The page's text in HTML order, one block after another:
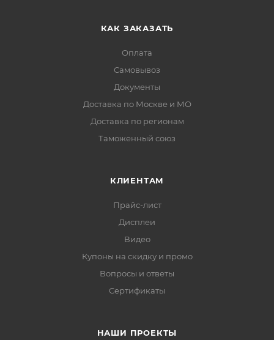
КАК ЗАКАЗАТЬ
Оплата
Самовывоз
Документы
Доставка по Москве и МО
Доставка по регионам
Таможенный союз
КЛИЕНТАМ
Прайс-лист
Дисплеи
Видео
Купоны на скидку и промо
Вопросы и ответы
Сертификаты
НАШИ ПРОЕКТЫ